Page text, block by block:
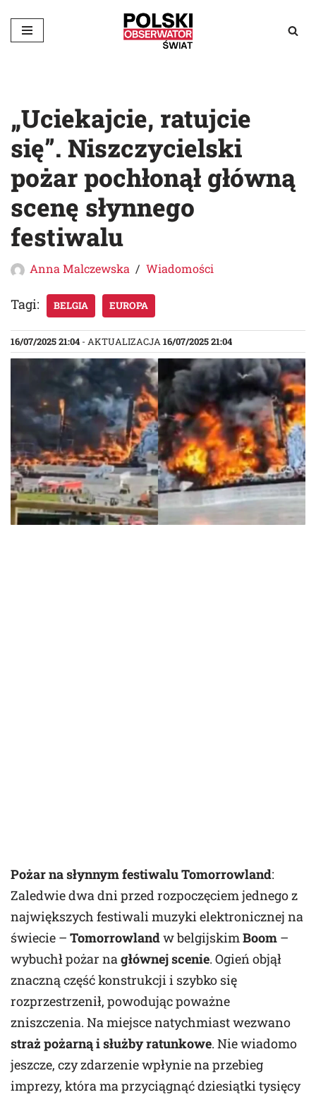
Przejdź
„Uciekajcie, ratujcie
się”. Niszczycielski
pożar pochłonął główną
scenę słynnego
festiwalu
Anna Malczewska Wiadomości
Tagi: BELGIA EUROPA
16/07/2025 21:04 - AKTUALIZACJA16/07/2025 21:04
Pożar na słynnym festiwalu Tomorrowland:
Zaledwie dwa dni przed rozpoczęciem jednego z
największych festiwali muzyki elektronicznej na
świecie – Tomorrowlandw belgijskimBoom –
wybuchł pożar na głównej scenie. Ogień objął
znaczną część konstrukcji i szybko się
rozprzestrzenił, powodując poważne
zniszczenia. Na miejsce natychmiast wezwano
straż pożarną i służby ratunkowe. Nie wiadomo
jeszcze, czy zdarzenie wpłynie na przebieg
imprezy, która ma przyciągnąć dziesiątki tysięcy